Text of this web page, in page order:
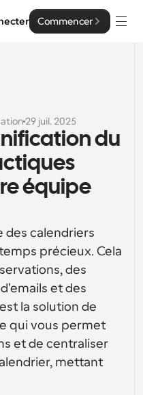
Commencer
les groupes
équipes, avec plus de
niveau entreprise
Cal.com
avec notre API publique
ajouter la planification à
variable pour la
29 juil. 2025
du
équipe
des calendriers
précieux. Cela
des
et des
la solution de
qui vous permet
et de centraliser
mettant